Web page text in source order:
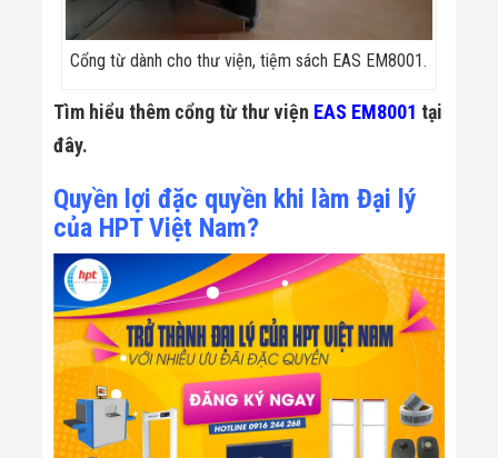
Cổng từ dành cho thư viện, tiệm sách EAS EM8001.
Tìm hiểu thêm cổng từ thư viện EAS EM8001 tại
đây.
Quyền lợi đặc quyền khi làm Đại lý
của HPT Việt Nam?